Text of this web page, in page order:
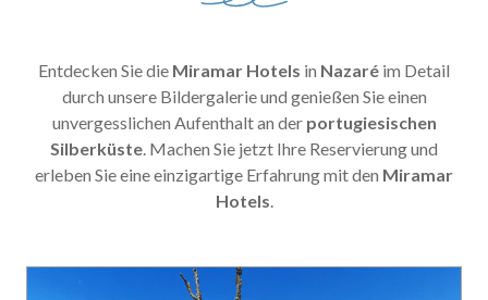
Entdecken Sie die Miramar Hotels in Nazaré im Detail
durch unsere Bildergalerie und genießen Sie einen
unvergesslichen Aufenthalt an der portugiesischen
Silberküste . Machen Sie jetzt Ihre Reservierung und
erleben Sie eine einzigartige Erfahrung mit den Miramar
Hotels